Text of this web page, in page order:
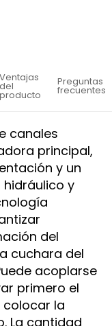
Ventajas
del
producto
Preguntas
frecuentes
canales
principal,
y un
y
del
cuchara del
acoplarse
primero el
colocar la
La cantidad